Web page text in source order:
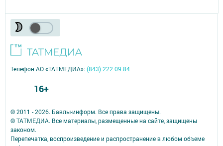
© 2011 - 2026. Бавлы-информ. Все права защищены.
© ТАТМЕДИА. Все материалы, размещенные на сайте, защищены
законом.
Перепечатка, воспроизведение и распространение в любом объеме
Телефон АО «ТАТМЕДИА»:(843) 222 09 84
16+